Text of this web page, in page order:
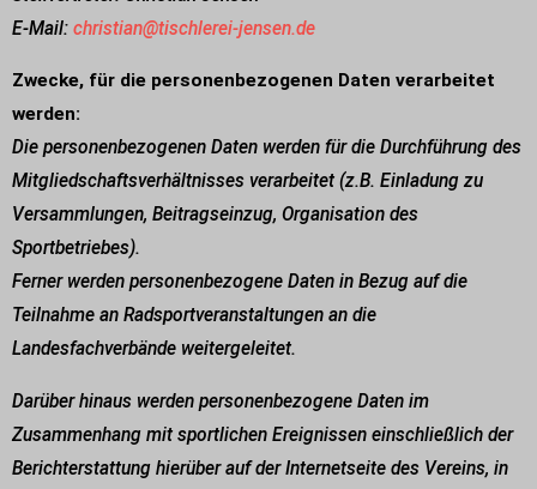
E-Mail: christian@tischlerei-jensen.de
Zwecke, für die personenbezogenen Daten verarbeitet
werden:
Die personenbezogenen Daten werden für die Durchführung des
Mitgliedschaftsverhältnisses verarbeitet (z.B. Einladung zu
Versammlungen, Beitragseinzug, Organisation des
Sportbetriebes).
Ferner werden personenbezogene Daten in Bezug auf die
Teilnahme an Radsportveranstaltungen an die
Landesfachverbände weitergeleitet.
Darüber hinaus werden personenbezogene Daten im
Zusammenhang mit sportlichen Ereignissen einschließlich der
Berichterstattung hierüber auf der Internetseite des Vereins, in